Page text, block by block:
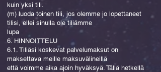
kuin yksi tili.
(m) luoda toinen tili, jos olemme jo lopettaneet
tilisi, ellei sinulla ole tiliämme
lupa
6. HINNOITTELU
6.1. Tiliäsi koskevat palvelumaksut on
maksettava meille maksuvälineillä
että voimme aika ajoin hyväksyä. Tällä hetkellä